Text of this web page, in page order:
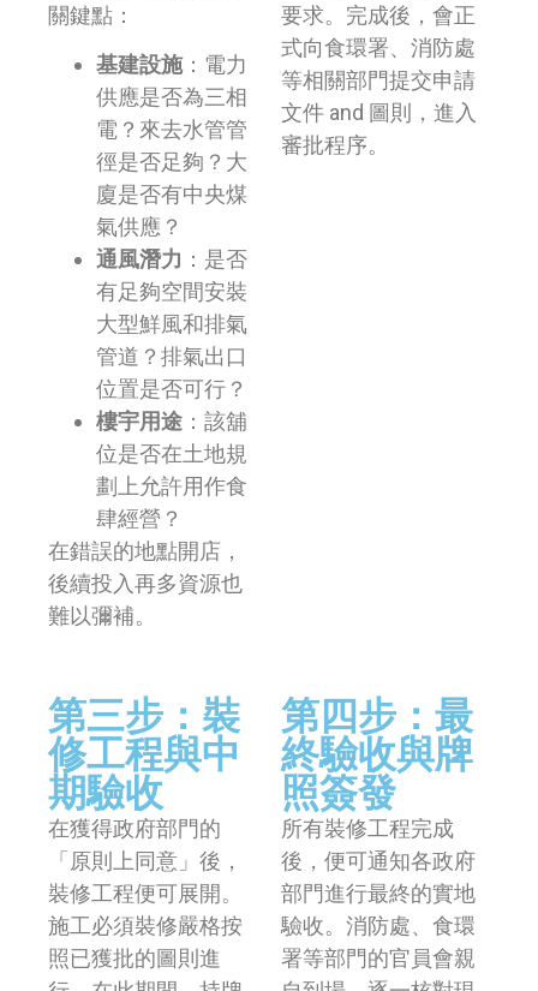
關鍵點：
基建設施：電力
供應是否為三相
電？來去水管管
徑是否足夠？大
廈是否有中央煤
氣供應？
通風潛力 ：是否
有足夠空間安裝
大型鮮風和排氣
管道？排氣出口
位置是否可行？
樓宇用途 ：該舖
位是否在土地規
劃上允許用作食
肆經營？
在錯誤的地點開店，
後續投入再多資源也
難以彌補。
要求。完成後，會正
式向食環署、消防處
等相關部門提交申請
文件 and 圖則，進入
審批程序。
第三步：裝
修工程與中
期驗收
在獲得政府部門的
「原則上同意」後，
裝修工程便可展開。
施工必須裝修嚴格按
照已獲批的圖則進
第四步：最
終驗收與牌
照簽發
所有裝修工程完成
後，便可通知各政府
部門進行最終的實地
驗收。消防處、食環
署等部門的官員會親